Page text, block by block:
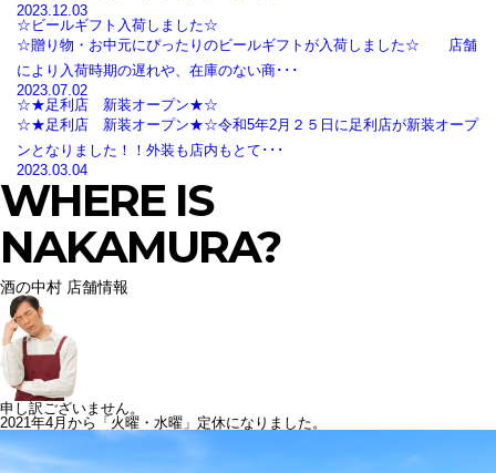
2023.12.03
☆ビールギフト入荷しました☆
☆贈り物・お中元にぴったりのビールギフトが入荷しました☆ 店舗
により入荷時期の遅れや、在庫のない商･･･
2023.07.02
☆★足利店 新装オープン★☆
☆★足利店 新装オープン★☆令和5年2月２５日に足利店が新装オープ
ンとなりました！！外装も店内もとて･･･
2023.03.04
WHERE IS
NAKAMURA?
酒の中村 店舗情報
申し訳ございません。
2021年4月から「火曜・水曜」定休になりました。